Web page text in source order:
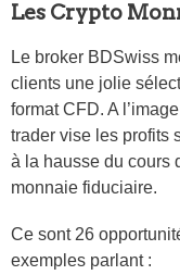
Les Crypto
Le broker BDSwiss
clients une jolie
format CFD. A
trader vise les profits
à la hausse du cours
monnaie fiduciaire.
Ce sont 26
exemples parlant :